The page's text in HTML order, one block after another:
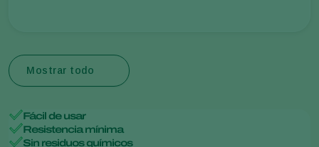
Mostrar todo
Fácil de usar
Resistencia mínima
Sin residuos químicos